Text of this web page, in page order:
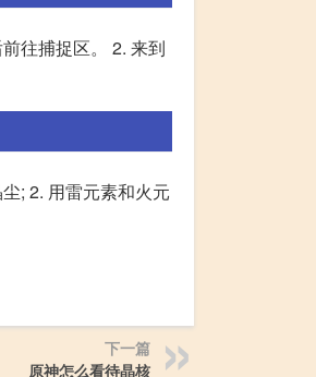
往捕捉区。 2. 来到
; 2. 用雷元素和火元
下一篇
原神怎么看待晶核